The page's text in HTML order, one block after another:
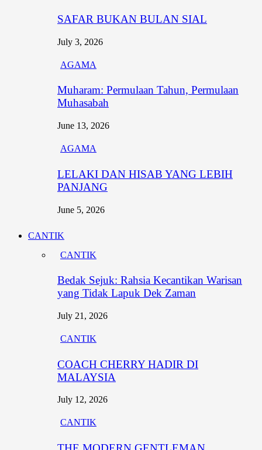
SAFAR BUKAN BULAN SIAL
July 3, 2026
AGAMA
Muharam: Permulaan Tahun, Permulaan
Muhasabah
June 13, 2026
AGAMA
LELAKI DAN HISAB YANG LEBIH
PANJANG
June 5, 2026
CANTIK
CANTIK
Bedak Sejuk: Rahsia Kecantikan Warisan
yang Tidak Lapuk Dek Zaman
July 21, 2026
CANTIK
COACH CHERRY HADIR DI
MALAYSIA
July 12, 2026
CANTIK